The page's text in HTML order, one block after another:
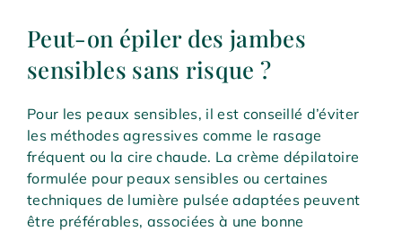
Peut-on épiler des jambes
sensibles sans risque ?
Pour les peaux sensibles, il est conseillé d’éviter
les méthodes agressives comme le rasage
fréquent ou la cire chaude. La crème dépilatoire
formulée pour peaux sensibles ou certaines
techniques de lumière pulsée adaptées peuvent
être préférables, associées à une bonne